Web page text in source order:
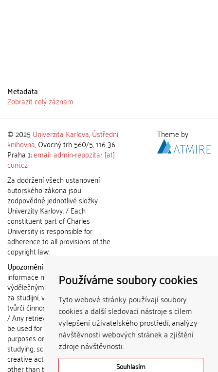
Používáme soubory cookies
Tyto webové stránky používají soubory
cookies a další sledovací nástroje s cílem
vylepšení uživatelského prostředí, analýzy
návštěvnosti webových stránek a zjištění
zdroje návštěvnosti.
Souhlasím
Metadata
Zobrazit celý záznam
© 2025 Univerzita Karlova,Ústřední
knihovna, Ovocný trh 560/5, 116 36
Praha 1;email: admin-repozitar [at]
cuni.cz
Za dodržení všech ustanovení
autorského zákona jsou
zodpovědné jednotlivé složky
Univerzity Karlovy. / Each
constituent part of Charles
University is responsible for
adherence to all provisions of the
copyright law.
Upozornění / Notice:
informace nemohou být použity k
výdělečným účelům nebo vydávány
za studijní, vědeckou nebo jinou
tvůrčí činnost jiné osoby než autora.
/ Any retrieved information shall not
be used for any commercial
purposes or claimed as results of
studying, scientific or any other
creative activities of any person
other than the author.
Theme by